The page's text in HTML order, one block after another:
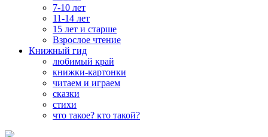
7-10 лет
11-14 лет
15 лет и старше
Взрослое чтение
Книжный гид
любимый край
книжки-картонки
читаем и играем
сказки
стихи
что такое? кто такой?